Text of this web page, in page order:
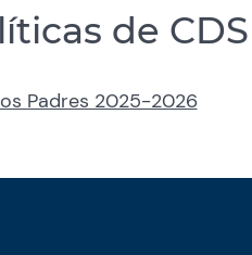
de CDS
Padres 2025-2026